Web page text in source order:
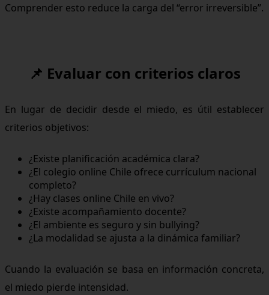
Comprender esto reduce la carga del “error irreversible”.
📌 Evaluar con criterios claros
En lugar de decidir desde el miedo, es útil establecer
criterios objetivos:
¿Existe planificación académica clara?
¿El colegio online Chile ofrece currículum nacional
completo?
¿Hay clases online Chile en vivo?
¿Existe acompañamiento docente?
¿El ambiente es seguro y sin bullying?
¿La modalidad se ajusta a la dinámica familiar?
Cuando la evaluación se basa en información concreta,
el miedo pierde intensidad.